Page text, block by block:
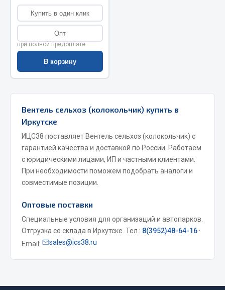
Весь раздел
Запчасти на полуприцепы
Амортизаторы для полуприцепов
Весь раздел
Запчасти КамАЗ
Двигатель
Система питания
Система выпуска газа
Сцепление
Коробка передач
Коробка передач ZF
Купить в один клик
Опт
при полной предоплате
В корзину
Вентель сельхоз (колокольчик) купить в
Иркутске
ИЦС38 поставляет Вентель сельхоз (колокольчик) с
гарантией качества и доставкой по России. Работаем
с юридическими лицами, ИП и частными клиентами.
При необходимости поможем подобрать аналоги и
совместимые позиции.
Оптовые поставки
Специальные условия для организаций и автопарков.
Отгрузка со склада в Иркутске. Тел.: 8(3952)48-64-16 ·
Email:
sales@ics38.ru